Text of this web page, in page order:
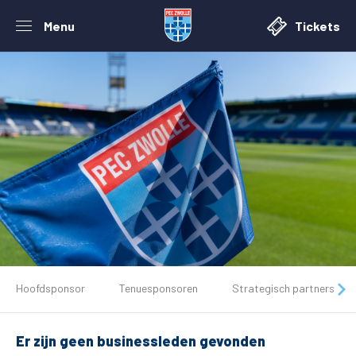
Menu Tickets
Tickets
Matchdays
Hoofdsponsor Tenuesponsoren Strategisch partners
Er zijn geen businessleden gevonden